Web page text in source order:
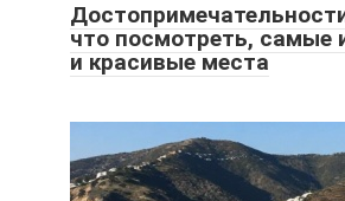
что посмотреть, самые
и красивые места